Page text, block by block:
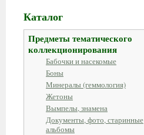
Каталог
Предметы тематического
коллекционирования
Бабочки и насекомые
Боны
Минералы (геммология)
Жетоны
Вымпелы, знамена
Документы, фото, старинные
альбомы